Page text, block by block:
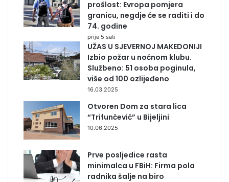
prošlost: Evropa pomjera
granicu, negdje će se raditi i do
74. godine
prije 5 sati
UŽAS U SJEVERNOJ MAKEDONIJI
Izbio požar u noćnom klubu.
Službeno: 51 osoba poginula,
više od 100 ozlijeđeno
16.03.2025
Otvoren Dom za stara lica
“Trifunčević” u Bijeljini
10.06.2025
Prve posljedice rasta
minimalca u FBiH: Firma pola
radnika šalje na biro